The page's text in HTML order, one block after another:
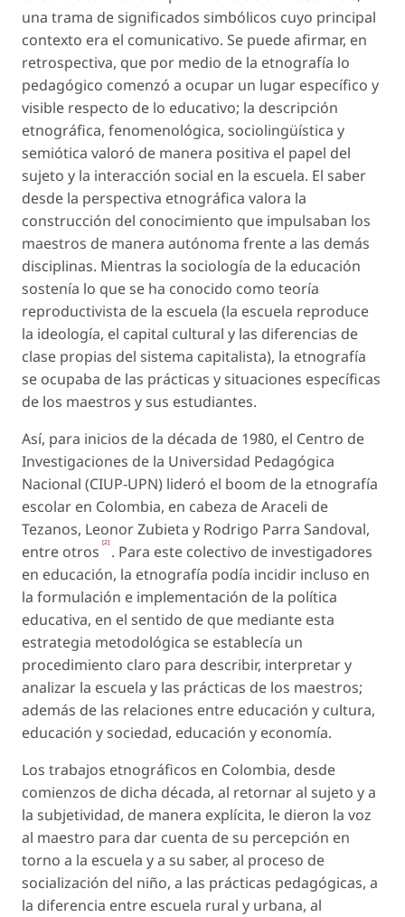
una trama de significados simbólicos cuyo principal
contexto era el comunicativo. Se puede afirmar, en
retrospectiva, que por medio de la etnografía lo
pedagógico comenzó a ocupar un lugar específico y
visible respecto de lo educativo; la descripción
etnográfica, fenomenológica, sociolingüística y
semiótica valoró de manera positiva el papel del
sujeto y la interacción social en la escuela. El saber
desde la perspectiva etnográfica valora la
construcción del conocimiento que impulsaban los
maestros de manera autónoma frente a las demás
disciplinas. Mientras la sociología de la educación
sostenía lo que se ha conocido como teoría
reproductivista de la escuela (la escuela reproduce
la ideología, el capital cultural y las diferencias de
clase propias del sistema capitalista), la etnografía
se ocupaba de las prácticas y situaciones específicas
de los maestros y sus estudiantes.
Así, para inicios de la década de 1980, el Centro de
Investigaciones de la Universidad Pedagógica
Nacional (CIUP-UPN) lideró el boom de la etnografía
escolar en Colombia, en cabeza de Araceli de
Tezanos, Leonor Zubieta y Rodrigo Parra Sandoval,
entre otros [2] . Para este colectivo de investigadores
en educación, la etnografía podía incidir incluso en
la formulación e implementación de la política
educativa, en el sentido de que mediante esta
estrategia metodológica se establecía un
procedimiento claro para describir, interpretar y
analizar la escuela y las prácticas de los maestros;
además de las relaciones entre educación y cultura,
educación y sociedad, educación y economía.
Los trabajos etnográficos en Colombia, desde
comienzos de dicha década, al retornar al sujeto y a
la subjetividad, de manera explícita, le dieron la voz
al maestro para dar cuenta de su percepción en
torno a la escuela y a su saber, al proceso de
socialización del niño, a las prácticas pedagógicas, a
la diferencia entre escuela rural y urbana, al